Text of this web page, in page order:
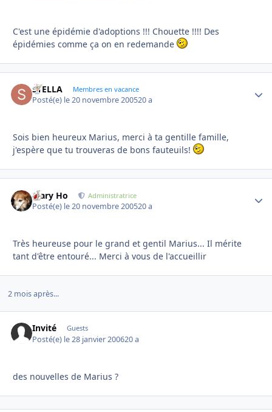
C'est une épidémie d'adoptions !!! Chouette !!!! Des
épidémies comme ça on en redemande
STELLA Membres en vacance
Posté(e) le 20 novembre 200520 a
Sois bien heureux Marius, merci à ta gentille famille,
j'espère que tu trouveras de bons fauteuils!
Mary Ho Administratrice
Posté(e) le 20 novembre 200520 a
Très heureuse pour le grand et gentil Marius... Il mérite
tant d'être entouré... Merci à vous de l'accueillir
2 mois après...
Invité Guests
Posté(e) le 28 janvier 200620 a
des nouvelles de Marius ?